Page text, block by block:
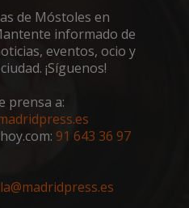
de Móstoles en
informado de
eventos, ocio y
¡Síguenos!
prensa a:
91 643 36 97
clasificadas